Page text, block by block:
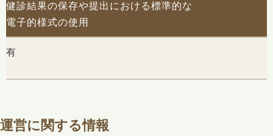
健診結果の保存や提出における標準的な
電子的様式の使用
有
運営に関する情報